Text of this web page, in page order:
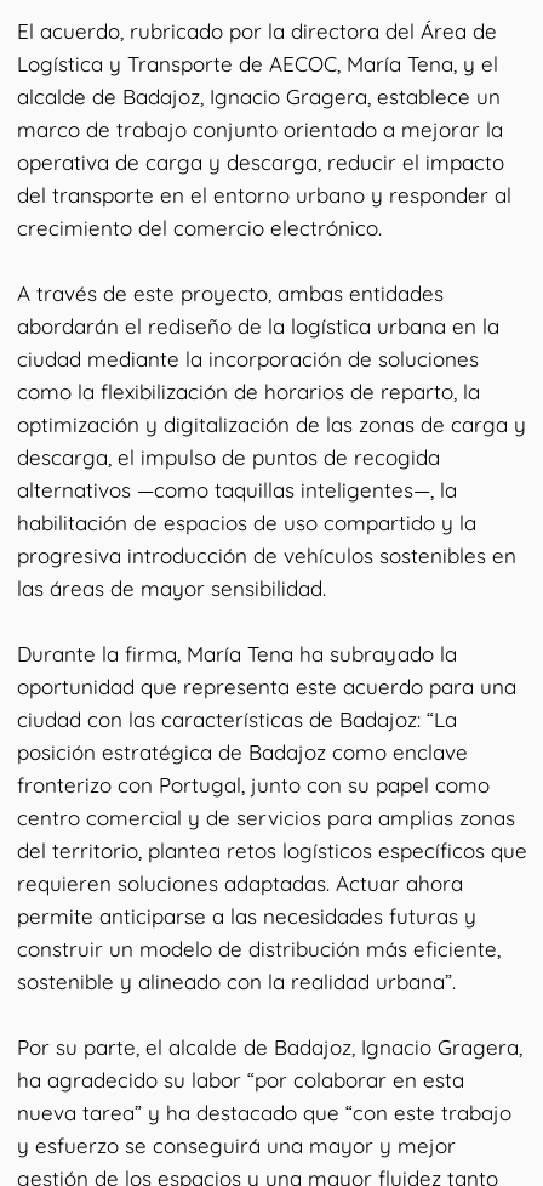
El acuerdo, rubricado por la directora del Área de
Logística y Transporte de AECOC, María Tena, y el
alcalde de Badajoz, Ignacio Gragera, establece un
marco de trabajo conjunto orientado a mejorar la
operativa de carga y descarga, reducir el impacto
del transporte en el entorno urbano y responder al
crecimiento del comercio electrónico.
A través de este proyecto, ambas entidades
abordarán el rediseño de la logística urbana en la
ciudad mediante la incorporación de soluciones
como la flexibilización de horarios de reparto, la
optimización y digitalización de las zonas de carga y
descarga, el impulso de puntos de recogida
alternativos —como taquillas inteligentes—, la
habilitación de espacios de uso compartido y la
progresiva introducción de vehículos sostenibles en
las áreas de mayor sensibilidad.
Durante la firma, María Tena ha subrayado la
oportunidad que representa este acuerdo para una
ciudad con las características de Badajoz: “La
posición estratégica de Badajoz como enclave
fronterizo con Portugal, junto con su papel como
centro comercial y de servicios para amplias zonas
del territorio, plantea retos logísticos específicos que
requieren soluciones adaptadas. Actuar ahora
permite anticiparse a las necesidades futuras y
construir un modelo de distribución más eficiente,
sostenible y alineado con la realidad urbana”.
Por su parte, el alcalde de Badajoz, Ignacio Gragera,
ha agradecido su labor “por colaborar en esta
nueva tarea” y ha destacado que “con este trabajo
y esfuerzo se conseguirá una mayor y mejor
gestión de los espacios y una mayor fluidez tanto